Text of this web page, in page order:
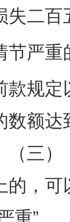
二百
严重
规定
数额
（三
的，
”。